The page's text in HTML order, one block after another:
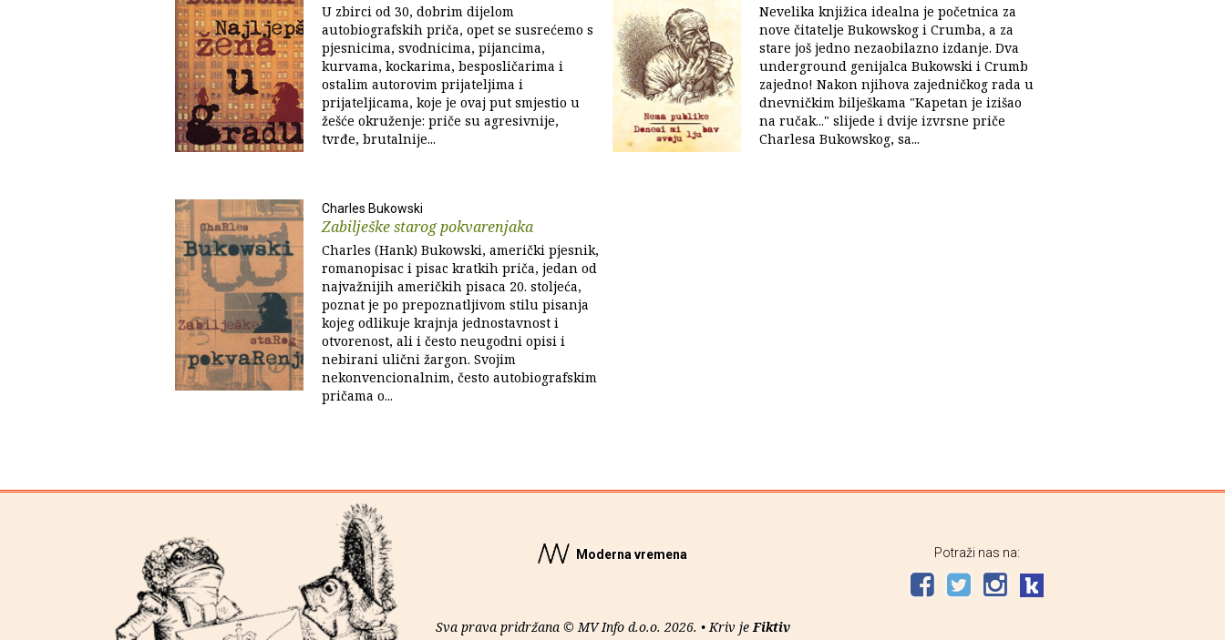
U zbirci od 30, dobrim dijelom
autobiografskih priča, opet se susrećemo s
pjesnicima, svodnicima, pijancima,
kurvama, kockarima, besposličarima i
ostalim autorovim prijateljima i
prijateljicama, koje je ovaj put smjestio u
žešće okruženje: priče su agresivnije,
tvrđe, brutalnije...
Nevelika knjižica idealna je početnica za
nove čitatelje Bukowskog i Crumba, a za
stare još jedno nezaobilazno izdanje. Dva
underground genijalca Bukowski i Crumb
zajedno! Nakon njihova zajedničkog rada u
dnevničkim bilješkama "Kapetan je izišao
na ručak..." slijede i dvije izvrsne priče
Charlesa Bukowskog, sa...
Charles Bukowski
Zabilješke starog pokvarenjaka
Charles (Hank) Bukowski, američki pjesnik,
romanopisac i pisac kratkih priča, jedan od
najvažnijih američkih pisaca 20. stoljeća,
poznat je po prepoznatljivom stilu pisanja
kojeg odlikuje krajnja jednostavnost i
otvorenost, ali i često neugodni opisi i
nebirani ulični žargon. Svojim
nekonvencionalnim, često autobiografskim
pričama o...
Moderna vremena
Sva prava pridržana © MV Info d.o.o. 2026. • Kriv jeFiktiv
Potraži nas na: